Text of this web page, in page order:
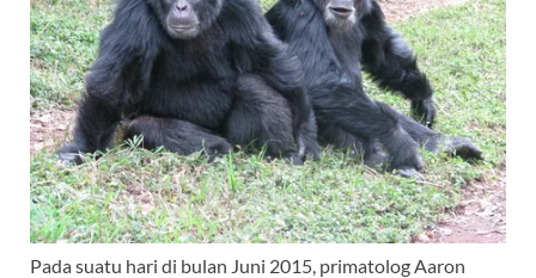
Pada suatu hari di bulan Juni 2015, primatolog Aaron